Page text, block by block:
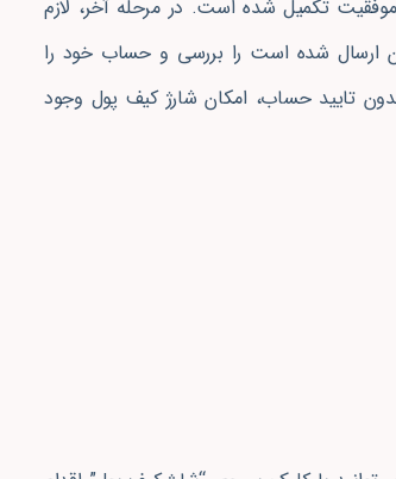
تکمیل شده است. در مرحله آخر، لازم
ارسال شده است را بررسی و حساب خود را
تایید حساب، امکان شارژ کیف پول وجود